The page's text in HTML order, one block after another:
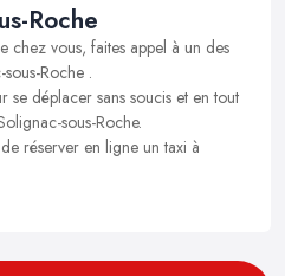
Roche
chez vous, faites appel à un des
Roche .
se déplacer sans soucis et en tout
sous-Roche.
réserver en ligne un taxi à